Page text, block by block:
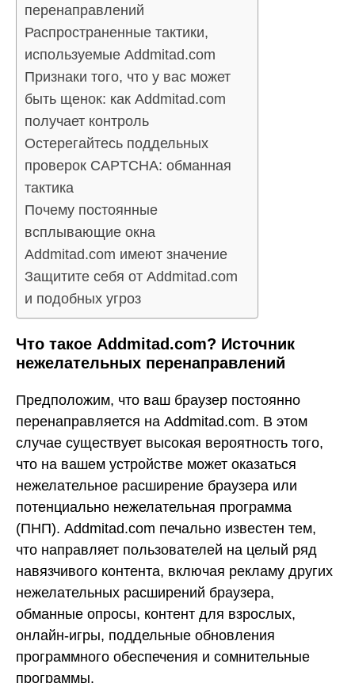
перенаправлений
Распространенные тактики,
используемые Addmitad.com
Признаки того, что у вас может
быть щенок: как Addmitad.com
получает контроль
Остерегайтесь поддельных
проверок CAPTCHA: обманная
тактика
Почему постоянные
всплывающие окна
Addmitad.com имеют значение
Защитите себя от Addmitad.com
и подобных угроз
Что такое Addmitad.com? Источник
нежелательных перенаправлений
Предположим, что ваш браузер постоянно
перенаправляется на Addmitad.com. В этом
случае существует высокая вероятность того,
что на вашем устройстве может оказаться
нежелательное расширение браузера или
потенциально нежелательная программа
(ПНП). Addmitad.com печально известен тем,
что направляет пользователей на целый ряд
навязчивого контента, включая рекламу других
нежелательных расширений браузера,
обманные опросы, контент для взрослых,
онлайн-игры, поддельные обновления
программного обеспечения и сомнительные
программы.